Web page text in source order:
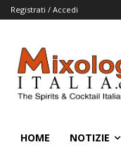
Registrati / Accedi
HOME NOTIZIE